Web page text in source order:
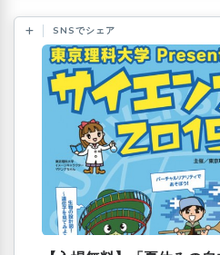
SNSでシェア